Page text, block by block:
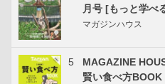
月号 [もっと学べ
マガジンハウス
5
MAGAZINE
賢い食べ方